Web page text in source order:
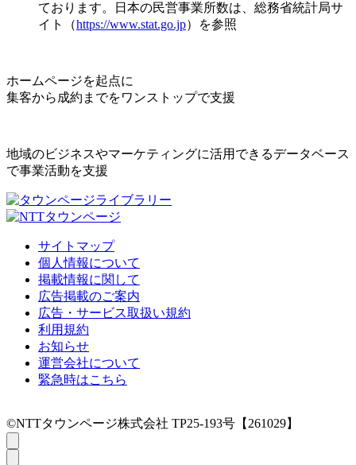
ております。日本の民営事業所数は、総務省統計局サ
イト（https://www.stat.go.jp）を参照
ホームページを起点に
集客から成約までをワンストップで支援
地域のビジネスやマーケティングに活用できるデータベース
で事業活動を支援
サイトマップ
個人情報について
掲載情報に関して
広告掲載のご案内
広告・サービス取扱い規約
利用規約
お知らせ
運営会社について
緊急時はこちら
©NTTタウンページ株式会社 TP25-193号【261029】